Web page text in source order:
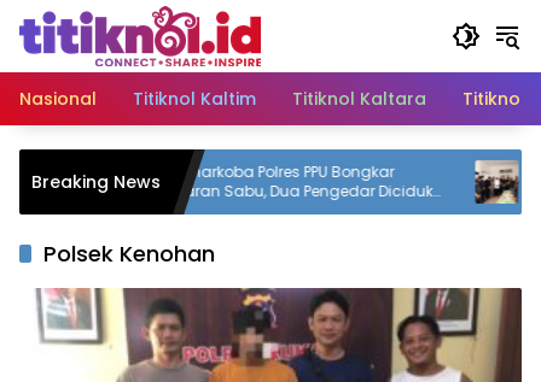
Langsung
konten
Nasional
Titiknol Kaltim Titiknol Kaltara Titiknol
Breaking NewsSatresnarkoba Polres PPU Bongkar
Peredaran Sabu, Dua Pengedar Diciduk
dengan 12 Paket Narkotika
Mudyat
Bupati
Polsek Kenohan